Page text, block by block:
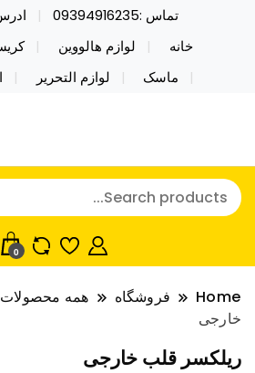
تماس :09394916235
خانه
لوازم هالووین
ماسک
لوازم التحریر
نایکر توی فروش عمده
ولن تاین کادویی
خرید محصولات خاص فیجت اسباب
توی فروش عمده لوازم هالووین ولن
کریسمس اکسسوری ماسک در
0
Home فروشگاه همه محصولات
خارجی
ریلکسر قلب خارجی